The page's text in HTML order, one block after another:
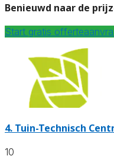
Benieuwd naar de
Start gratis
4. Tuin-Technisch
10